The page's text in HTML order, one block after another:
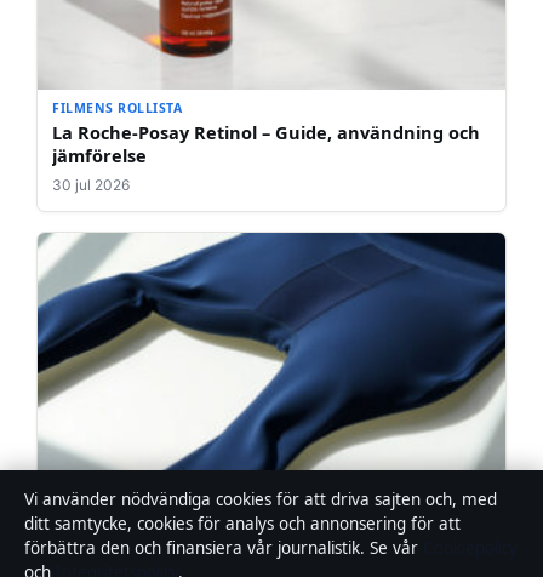
FILMENS ROLLISTA
La Roche-Posay Retinol – Guide, användning och
jämförelse
30 jul 2026
FILMENS ROLLISTA
Relode Prime Scrunch Tights – recension,
Vi använder nödvändiga cookies för att driva sajten och, med
ditt samtycke, cookies för analys och annonsering för att
förbättra den och finansiera vår journalistik. Se vår
och
.